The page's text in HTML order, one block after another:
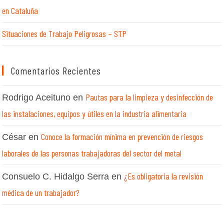
en Cataluña
Situaciones de Trabajo Peligrosas – STP
Comentarios Recientes
Rodrigo Aceituno en Pautas para la limpieza y desinfección de
las instalaciones, equipos y útiles en la industria alimentaria
César enConoce la formación mínima en prevención de riesgos
laborales de las personas trabajadoras del sector del metal
Consuelo C. Hidalgo Serra en ¿Es obligatoria la revisión
médica de un trabajador?